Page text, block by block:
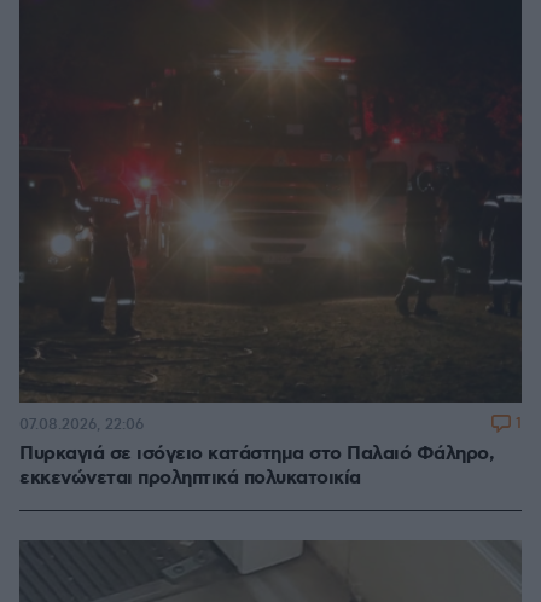
Πυρκαγιά σε ισόγειο κατάστημα στο Παλαιό Φάληρο,
εκκενώνεται προληπτικά πολυκατοικία
07.08.2026, 22:06 1